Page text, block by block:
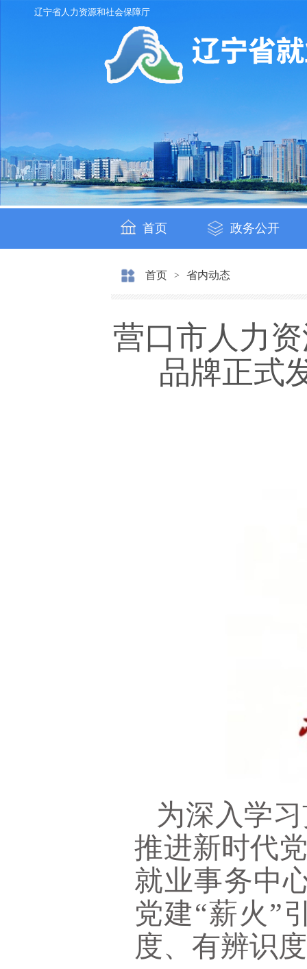
辽宁省人力资源和社会保障厅
首页 政务公开
首页 > 省内动态
营口市人力
品牌正式
为深入学
推进新时代
就业事务中
党建“薪火”
度、有辨识